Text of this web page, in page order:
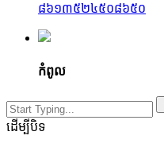
៨៦១៣៥២៤៥០៨៦៥០
កំពូល
ដើម្បីបិទ